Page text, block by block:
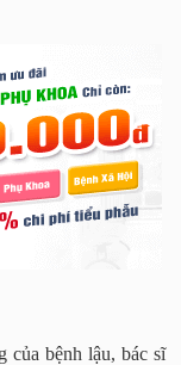
của bệnh lậu, bác sĩ